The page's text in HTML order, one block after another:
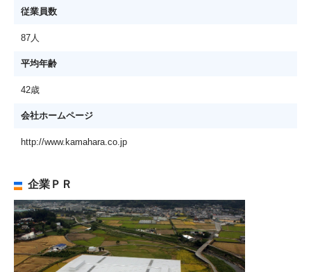
従業員数
87人
平均年齢
42歳
会社ホームページ
http://www.kamahara.co.jp
企業ＰＲ